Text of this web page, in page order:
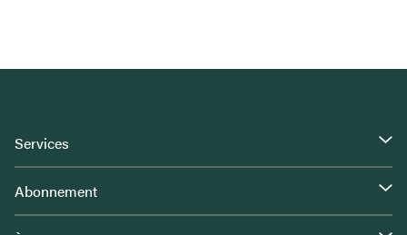
Services
Abonnement